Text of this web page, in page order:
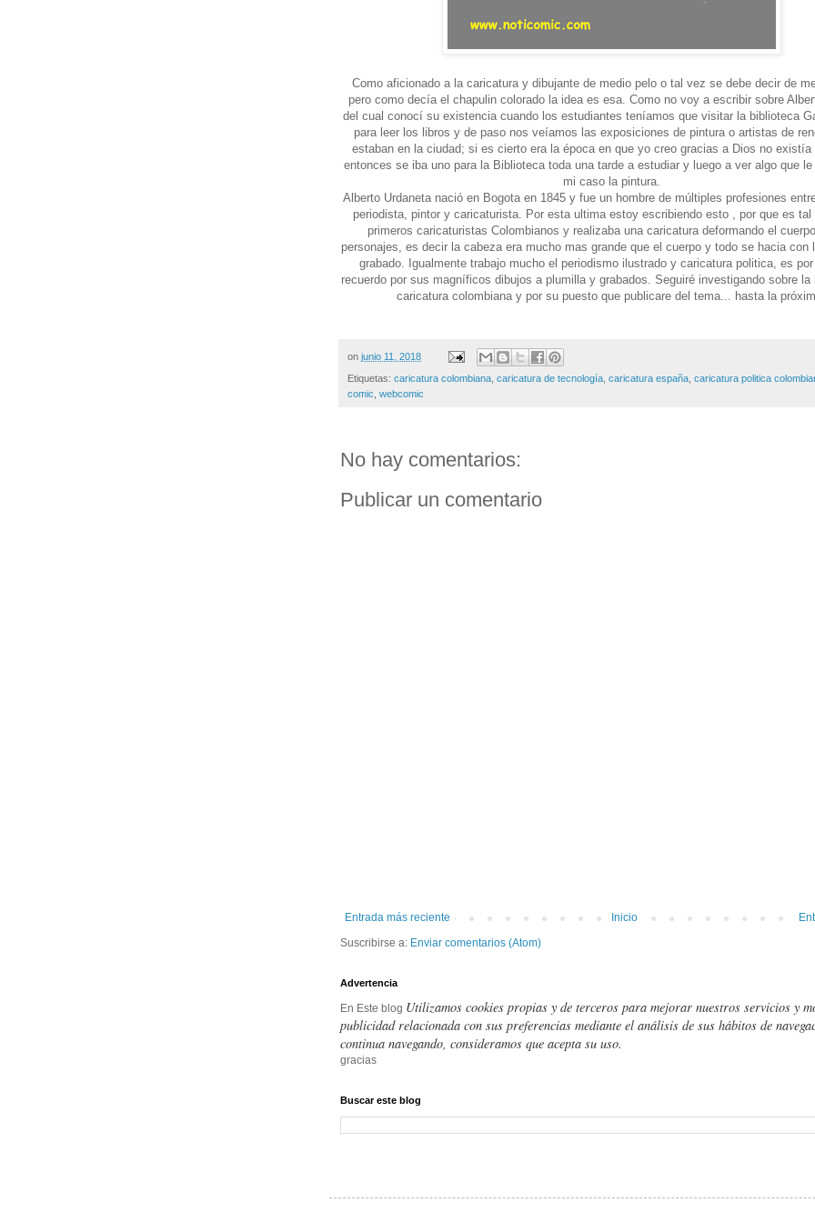
Como aficionado a la caricatura y dibujante de medio pelo o tal vez se debe decir de
pero como decía el chapulin colorado la idea es esa. Como no voy a escribir sobre
del cual conocí su existencia cuando los estudiantes teníamos que visitar la biblioteca
para leer los libros y de paso nos veíamos las exposiciones de pintura o artistas de
estaban en la ciudad; si es cierto era la época en que yo creo gracias a Dios no existía
entonces se iba uno para la Biblioteca toda una tarde a estudiar y luego a ver algo que
mi caso la pintura.
Alberto Urdaneta nació en Bogota en 1845 y fue un hombre de múltiples profesiones
periodista, pintor y caricaturista. Por esta ultima estoy escribiendo esto , por que es
primeros caricaturistas Colombianos y realizaba una caricatura deformando el
personajes, es decir la cabeza era mucho mas grande que el cuerpo y todo se hacia con
grabado. Igualmente trabajo mucho el periodismo ilustrado y caricatura politica, es
recuerdo por sus magníficos dibujos a plumilla y grabados. Seguiré investigando sobre la
caricatura colombiana y por su puesto que publicare del tema... hasta la
on junio 11, 2018
Etiquetas: caricatura colombiana caricatura de tecnología caricatura españa caricatura politica
comic webcomic
No hay comentarios:
Publicar un comentario
Entrada más reciente
Inicio
Suscribirse a: Enviar comentarios (Atom)
Advertencia
En Este blog Utilizamos cookies propias y de terceros para mejorar nuestros servicios y
publicidad relacionada con sus preferencias mediante el análisis de sus hábitos de
continua navegando, consideramos que acepta su uso.
gracias
Buscar este blog